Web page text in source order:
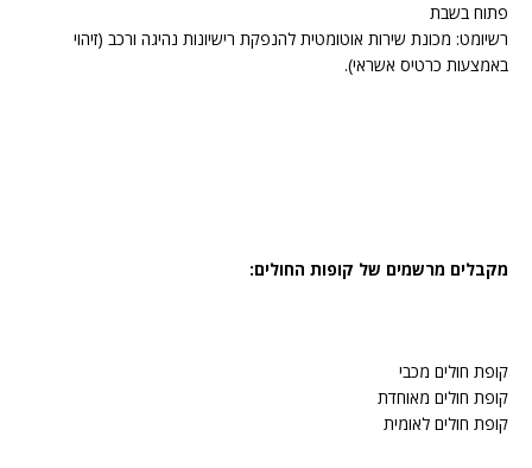
פתוח בשבת
רשיומט: מכונת שירות אוטומטית להנפקת רישיונות נהיגה ורכב (זיהוי
באמצעות כרטיס אשראי).
מקבלים מרשמים של קופות החולים:
קופת חולים מכבי
קופת חולים מאוחדת
קופת חולים לאומית